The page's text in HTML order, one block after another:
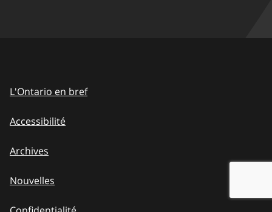
L'Ontario en bref
Accessibilité
Archives
Nouvelles